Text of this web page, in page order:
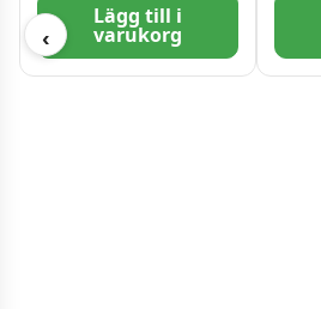
‹
Lägg till i
varukorg